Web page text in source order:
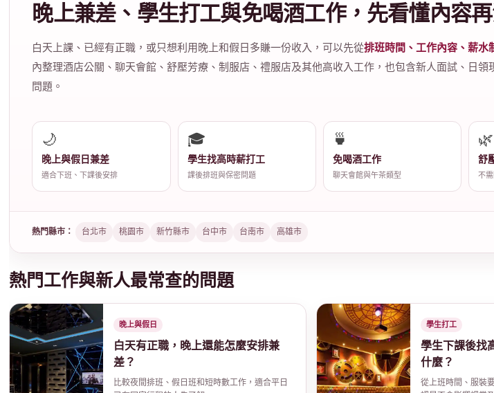
晚上兼差、學生打工與免喝酒工作，先看懂內容
白天上課、已經有正職，或只想利用晚上和假日多賺一份收入，可以先從排班時間、工作內容、薪水
內整理酒店公關、聊天會館、舒壓芳療、制服店、禮服店及其他高收入工作，也包含新人面試、日領
問題。
🌙
晚上與假日兼差
適合下班、下課後安排
🎓
學生找高時薪打工
課後排班與保密問題
🍵
免喝酒工作
聊天會館與午茶類型
🌿
舒
不
熱門縣市： 台北市 桃園市 新竹縣市 台中市 台南市 高雄市
熱門工作與新人最常查的問題
晚上與假日
白天有正職，晚上還能怎麼安排兼
差？
比較夜間排班、假日班和短時數工作，適合平日
學生打工
學生下課後找
什麼？
從上班時間、服裝